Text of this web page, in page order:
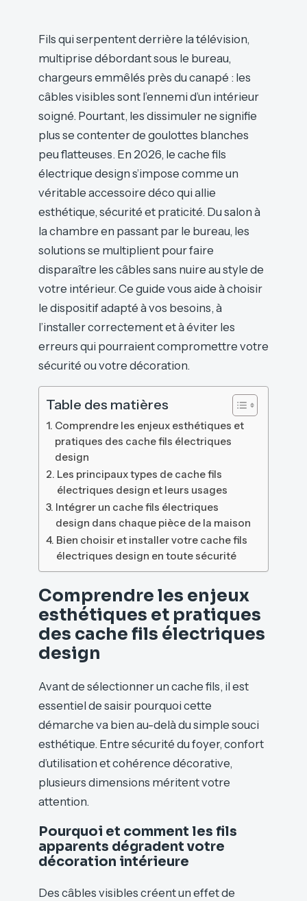
Fils qui serpentent derrière la télévision,
multiprise débordant sous le bureau,
chargeurs emmêlés près du canapé : les
câbles visibles sont l’ennemi d’un intérieur
soigné. Pourtant, les dissimuler ne signifie
plus se contenter de goulottes blanches
peu flatteuses. En 2026, le cache fils
électrique design s’impose comme un
véritable accessoire déco qui allie
esthétique, sécurité et praticité. Du salon à
la chambre en passant par le bureau, les
solutions se multiplient pour faire
disparaître les câbles sans nuire au style de
votre intérieur. Ce guide vous aide à choisir
le dispositif adapté à vos besoins, à
l’installer correctement et à éviter les
erreurs qui pourraient compromettre votre
sécurité ou votre décoration.
Table des matières
Comprendre les enjeux esthétiques et
pratiques des cache fils électriques
design
Les principaux types de cache fils
électriques design et leurs usages
Intégrer un cache fils électriques
design dans chaque pièce de la maison
Bien choisir et installer votre cache fils
électriques design en toute sécurité
Comprendre les enjeux
esthétiques et pratiques
des cache fils électriques
design
Avant de sélectionner un cache fils, il est
essentiel de saisir pourquoi cette
démarche va bien au-delà du simple souci
esthétique. Entre sécurité du foyer, confort
d’utilisation et cohérence décorative,
plusieurs dimensions méritent votre
attention.
Pourquoi et comment les fils
apparents dégradent votre
décoration intérieure
Des câbles visibles créent un effet de